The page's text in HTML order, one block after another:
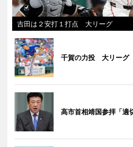
吉田は２安打１打点 大リーグ
千賀の力投 大リーグ
高市首相靖国参拝「適